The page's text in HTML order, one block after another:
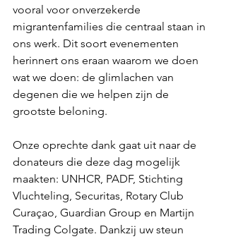
vooral voor onverzekerde
migrantenfamilies die centraal staan in
ons werk. Dit soort evenementen
herinnert ons eraan waarom we doen
wat we doen: de glimlachen van
degenen die we helpen zijn de
grootste beloning.
Onze oprechte dank gaat uit naar de
donateurs die deze dag mogelijk
maakten: UNHCR, PADF, Stichting
Vluchteling, Securitas, Rotary Club
Curaçao, Guardian Group en Martijn
Trading Colgate. Dankzij uw steun